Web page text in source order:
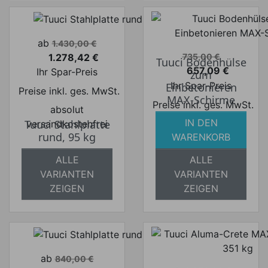
Verkaufspreis
ab 1.430,00 €
Preis
1.278,42 €
Ihr Spar-Preis
Preise inkl. ges. MwSt.
absolut
versandkostenfrei
Tuuci Stahlplatte
rund, 95 kg
ALLE
VARIANTEN
ZEIGEN
Verkaufspreis
735,00 €
Preis
657,09 €
Ihr Spar-Preis
Preise inkl. ges. MwSt.
absolut
versandkostenfrei
Tuuci Bodenhülse
zum
Einbetonieren
MAX-Schirme
IN DEN
WARENKORB
ALLE
VARIANTEN
ZEIGEN
Verkaufspreis
ab 840,00 €